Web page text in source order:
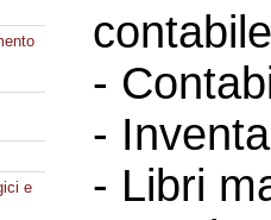
e
-
-
- Libri